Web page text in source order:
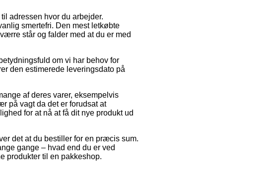
adressen hvor du arbejder.
smertefri. Den mest letkøbte
står og falder med at du er med
om vi har behov for
den estimerede leveringsdato på
af deres varer, eksempelvis
på vagt da det er forudsat at
for at nå at få dit nye produkt ud
det at du bestiller for en præcis sum.
gange – hvad end du er ved
produkter til en pakkeshop.